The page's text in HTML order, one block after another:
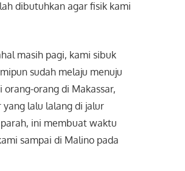
dibutuhkan agar fisik kami
masih pagi, kami sibuk
sudah melaju menuju
orang di Makassar,
lalu lalang di jalur
ini membuat waktu
sampai di Malino pada